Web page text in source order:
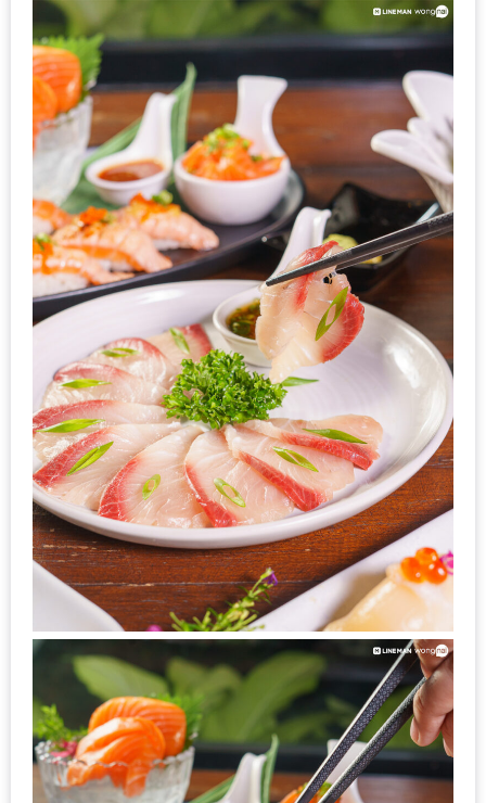
โชค
ดี
กับ
น้า
อ้วน
ครั้ง
ที่
1
พา
มา
ม่วน
กั๋น
บน
INSTAGRAM
รวม
โปร
โม
ชั่
นวัน
แม่
แห่ง
ชาติ
2557